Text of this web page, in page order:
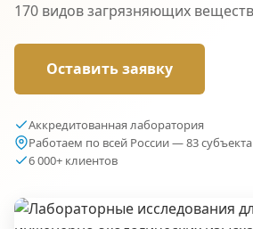
170 видов загрязняющих
Оставить заявку
Аккредитованная лаборатория
Работаем по всей России — 83 субъекта
6 000+ клиентов